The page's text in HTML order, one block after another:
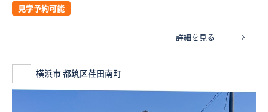
見学予約可能
詳細を見る
横浜市 都筑区荏田南町